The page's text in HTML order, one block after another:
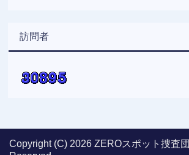
訪問者
Copyright (C) 2026 ZEROスポット捜査団